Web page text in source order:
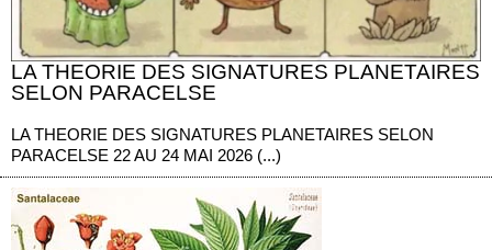
LA THEORIE DES SIGNATURES PLANETAIRES
SELON PARACELSE
LA THEORIE DES SIGNATURES PLANETAIRES SELON
PARACELSE 22 AU 24 MAI 2026 (...)